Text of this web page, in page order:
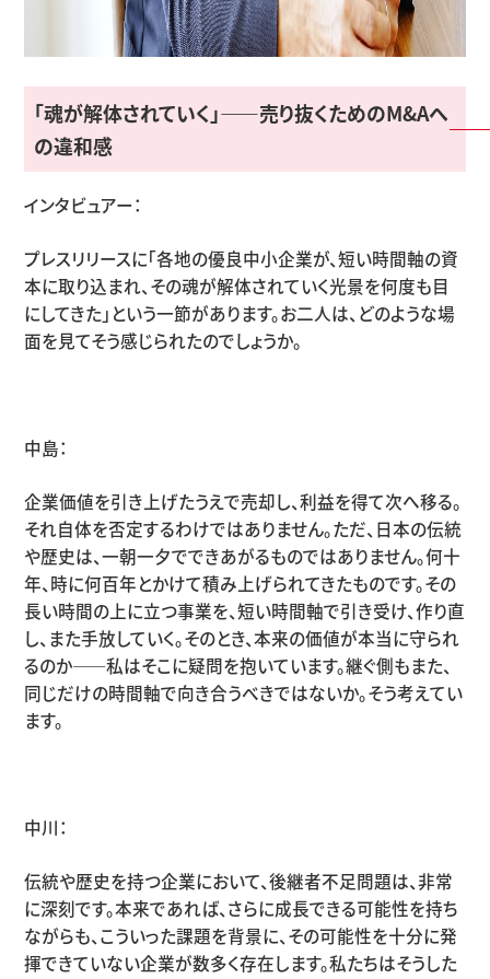
「魂が解体されていく」——売り抜くためのM&Aへ
の違和感
インタビュアー：
プレスリリースに「各地の優良中小企業が、短い時間軸の資
本に取り込まれ、その魂が解体されていく光景を何度も目
にしてきた」という一節があります。お二人は、どのような場
面を見てそう感じられたのでしょうか。
中島：
企業価値を引き上げたうえで売却し、利益を得て次へ移る。
それ自体を否定するわけではありません。ただ、日本の伝統
や歴史は、一朝一夕でできあがるものではありません。何十
年、時に何百年とかけて積み上げられてきたものです。その
長い時間の上に立つ事業を、短い時間軸で引き受け、作り直
し、また手放していく。そのとき、本来の価値が本当に守られ
るのか――私はそこに疑問を抱いています。継ぐ側もまた、
同じだけの時間軸で向き合うべきではないか。そう考えてい
ます。
中川：
伝統や歴史を持つ企業において、後継者不足問題は、非常
に深刻です。本来であれば、さらに成長できる可能性を持ち
ながらも、こういった課題を背景に、その可能性を十分に発
揮できていない企業が数多く存在します。私たちはそうした